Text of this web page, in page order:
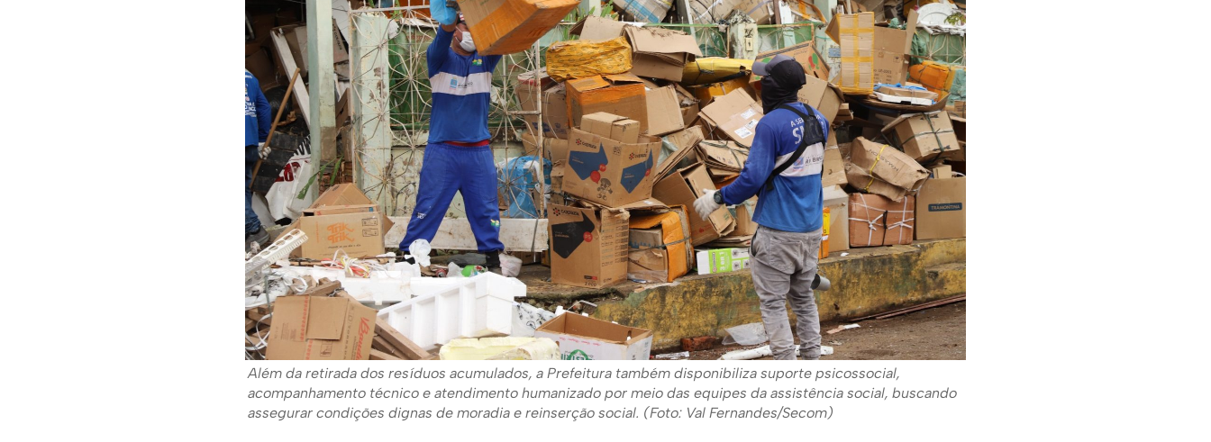
Além da retirada dos resíduos acumulados, a Prefeitura também disponibiliza suporte psicossocial,
acompanhamento técnico e atendimento humanizado por meio das equipes da assistência social, buscando
assegurar condições dignas de moradia e reinserção social. (Foto: Val Fernandes/Secom)